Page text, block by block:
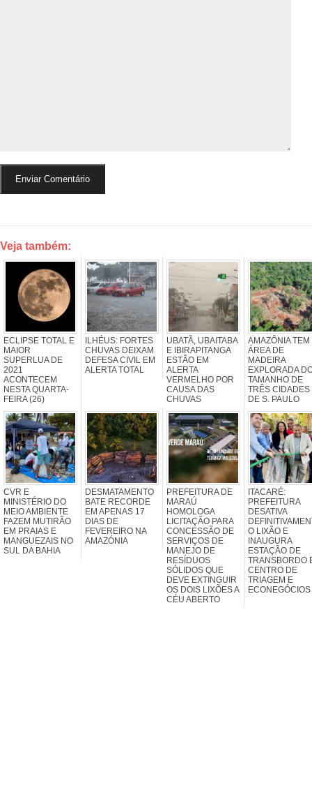
Veja também:
ECLIPSE TOTAL E
MAIOR
SUPERLUA DE
2021
ACONTECEM
NESTA QUARTA-
FEIRA (26)
ILHÉUS: FORTES
CHUVAS DEIXAM
DEFESA CIVIL EM
ALERTA TOTAL
UBATÃ, UBAITABA
E IBIRAPITANGA
ESTÃO EM
ALERTA
VERMELHO POR
CAUSA DAS
CHUVAS
AMAZÔNIA TEM
ÁREA DE
MADEIRA
EXPLORADA
TAMANHO DE
TRÊS CIDADES
DE S. PAULO
CVR E
MINISTÉRIO DO
MEIO AMBIENTE
FAZEM MUTIRÃO
EM PRAIAS E
MANGUEZAIS NO
SUL DA BAHIA
DESMATAMENTO
BATE RECORDE
EM APENAS 17
DIAS DE
FEVEREIRO NA
AMAZÓNIA
PREFEITURA DE
MARAÚ
HOMOLOGA
LICITAÇÃO PARA
CONCESSÃO DE
SERVIÇOS DE
MANEJO DE
RESÍDUOS
SÓLIDOS QUE
DEVE EXTINGUIR
OS DOIS LIXÕES A
CÉU ABERTO
ITACARÉ:
PREFEITURA
DESATIVA
O LIXÃO E
INAUGURA
ESTAÇÃO DE
TRANSBORDO
CENTRO DE
TRIAGEM E
ECONEGÓCIOS